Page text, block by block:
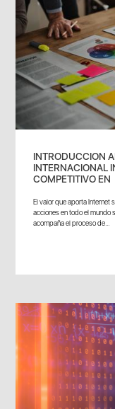
INTRODUCCION
INTERNACIONAL
COMPETITIVO EN
El valor que aporta Internet
acciones en todo el mundo
acompaña el proceso de...